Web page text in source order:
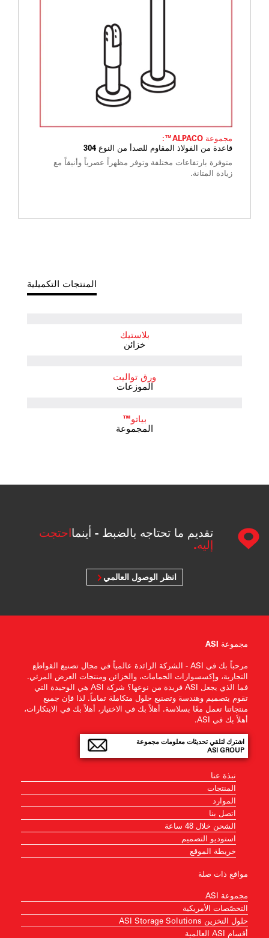
مجموعة ALPACO™:
قاعدة من الفولاذ المقاوم للصدأ من النوع 304
متوفرة بارتفاعات مختلفة وتوفر مظهراً عصرياً وأنيقاً مع
زيادة المتانة.
المنتجات التكميلية
بلاستيك
خزائن
ورق تواليت
الموزعات
بياتو™
المجموعة
تقديم ما تحتاجه بالضبط - أينمااحتجت
إليه.
انظر الوصول العالمي
مجموعة ASI
مرحباً بك في ASI - الشركة الرائدة عالمياً في مجال تصنيع القواطع
التجارية، وإكسسوارات الحمامات، والخزائن ومنتجات العرض المرئي.
فما الذي يجعل ASI فريدة من نوعها؟ شركة ASI هي الوحيدة التي
تقوم بتصميم وهندسة وتصنيع حلول متكاملة تماماً. لذا فإن جميع
منتجاتنا تعمل معًا بسلاسة. أهلاً بك في الاختيار، أهلاً بك في الابتكارات،
أهلاً بك في ASI.
اشترك لتلقي تحديثات معلومات مجموعة
ASI GROUP
نبذة عنا
المنتجات
الموارد
اتصل بنا
الشحن خلال 48 ساعة
استوديو التصميم
خريطة الموقع
مواقع ذات صلة
مجموعة ASI
التخصّصات الأمريكية
حلول التخزين ASI Storage Solutions
أقسام ASI العالمية